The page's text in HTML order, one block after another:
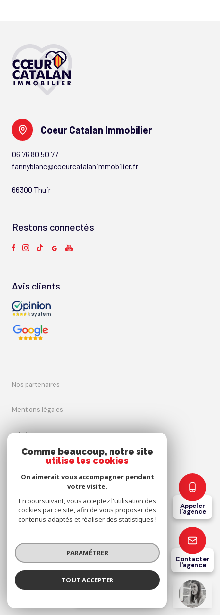
Coeur Catalan Immobilier
Appeler
l'agence
Contacter
l'agence
Coeur Catalan Immobilier
06 76 80 50 77
fannyblanc@coeurcatalanimmobilier.fr
66300 Thuir
Restons connectés
Avis clients
nos partenaires
mentions légales
admin
nos honoraires
cookies
© 2026 | Tous droits réservés
Réalisé par
Comme beaucoup, notre site
utilise les cookies
On aimerait vous accompagner pendant
votre visite.
En poursuivant, vous acceptez l'utilisation des
cookies par ce site, afin de vous proposer des
contenus adaptés et réaliser des statistiques !
PARAMÉTRER
TOUT ACCEPTER